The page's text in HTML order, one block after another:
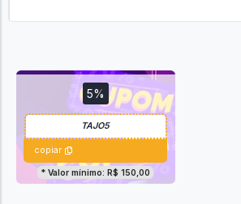
5%
copiar
* Valor mínimo: R$ 150,00